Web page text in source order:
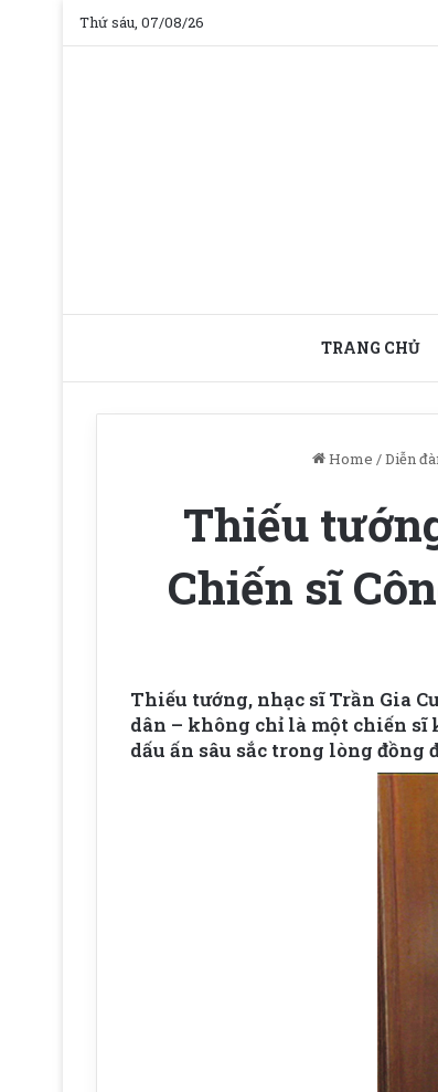
Thứ sáu, 07/08/26
TRANG CHỦ
Home /Diễn
Thiếu
Chiến sĩ
Thiếu tướng, nhạc sĩ Trần Gia
dân – không chỉ là một chiến sĩ
dấu ấn sâu sắc trong lòng đồng